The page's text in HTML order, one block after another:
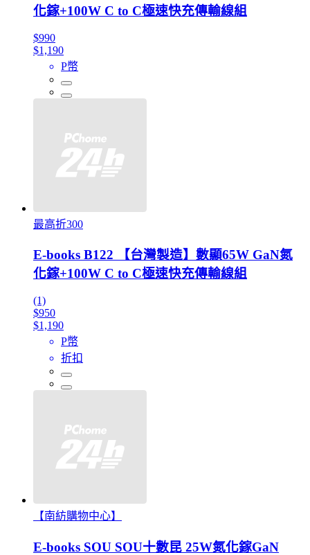
化鎵+100W C to C極速快充傳輸線組
$990
$1,190
P幣
最高折300
E-books B122 【台灣製造】數顯65W GaN氮
化鎵+100W C to C極速快充傳輸線組
(1)
$950
$1,190
P幣
折扣
【南紡購物中心】
E-books SOU SOU十數昆 25W氮化鎵GaN